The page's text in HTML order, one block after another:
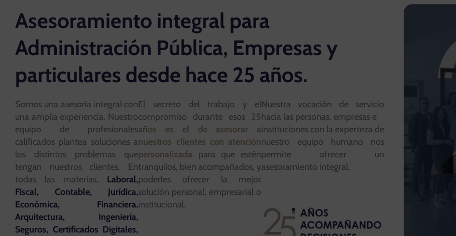
Asesoramiento integral para
Administración Pública, Empresas y
particulares desde hace 25 años.
Somos una asesoría integral con
una amplia experiencia. Nuestro
equipo de profesionales
calificados plantea soluciones a
los distintos problemas que
tengan nuestros clientes. En
todas las materias, Laboral,
Fiscal, Contable, Jurídica,
Económica, Financiera,
Arquitectura, Ingeniería,
Seguros, Certificados Digitales,
El secreto del trabajo y el
compromiso durante esos 25
años es el de asesorar a
nuestros clientes con atención
personalizada para que estén
tranquilos, bien acompañados, y
poderles ofrecer la mejor
solución personal, empresarial o
institucional.
Nuestra vocación de servicio
hacia las personas, empresas e
instituciones con la experteza de
nuestro equipo humano nos
permite ofrecer un
asesoramiento integral.